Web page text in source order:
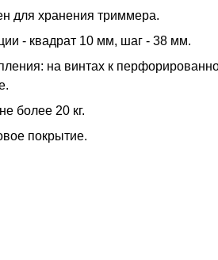
для хранения триммера.
- квадрат 10 мм, шаг - 38 мм.
на винтах к
более 20 кг.
покрытие.